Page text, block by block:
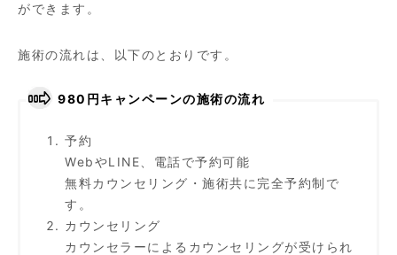
ができます。
施術の流れは、以下のとおりです。
980円キャンペーンの施術の流れ
予約
WebやLINE、電話で予約可能
無料カウンセリング・施術共に完全予約制で
す。
カウンセリング
カウンセラーによるカウンセリングが受けられ